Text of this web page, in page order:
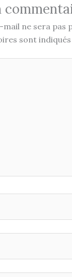
ne sera pas
sont indiqués